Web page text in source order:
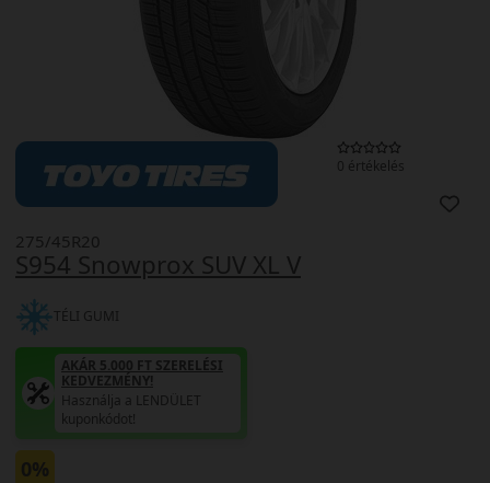
0 értékelés
S954 Snowprox SUV XL V
275/45R20
TÉLI GUMI
AKÁR 5.000 FT SZERELÉSI
KEDVEZMÉNY!
Használja a LENDÜLET
kuponkódot!
0%